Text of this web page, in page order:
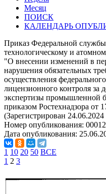
Месяц
ПОИСК
КАЛЕНДАРЬ
Приказ Федеральной службы
технологическому и
"О внесении изменений в
нарушения обязательных
осуществления
лицензионного контроля за
экспертизы промышленной
приказом Ростехнадзора от
(Зарегистрирован
Номер опубликования:
Дата опубликования:
1 10 20 50 ВСЕ
1 2 3